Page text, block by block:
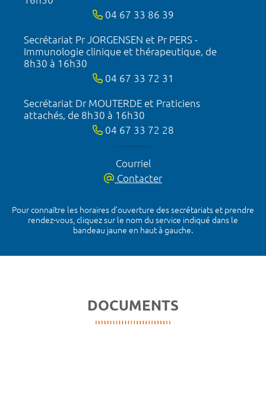
04 67 33 86 39
Secrétariat Pr JORGENSEN et Pr PERS -
Immunologie clinique et thérapeutique, de
8h30 à 16h30
04 67 33 72 31
Secrétariat Dr MOUTERDE et Praticiens
attachés, de 8h30 à 16h30
04 67 33 72 28
Courriel
Contacter
Pour connaître les horaires d’ouverture des secrétariats et prendre
rendez-vous, cliquez sur le nom du service indiqué dans le
bandeau jaune en haut à gauche.
DOCUMENTS